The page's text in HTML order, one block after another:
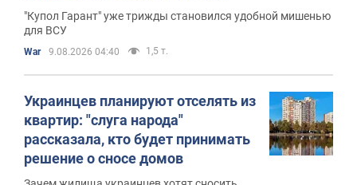
космоса
"Купол Гарант" уже трижды становился удобной мишенью
для ВСУ
War 9.08.2026 04:40 1,5 т.
Украинцев планируют отселять из
квартир: "слуга народа"
рассказала, кто будет принимать
решение о сносе домов